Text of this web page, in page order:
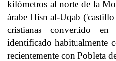
kilómetros al norte de la
árabe Hisn al-Uqab
cristianas convertido
identificado habitualmente
recientemente con Pobleta